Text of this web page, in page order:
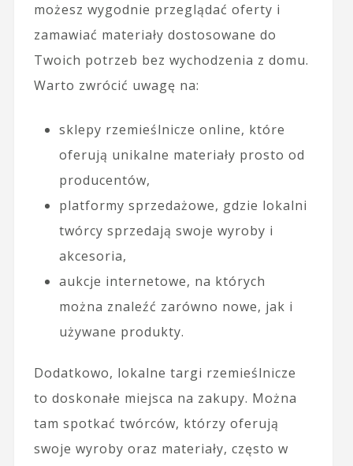
możesz wygodnie przeglądać oferty i
zamawiać materiały dostosowane do
Twoich potrzeb bez wychodzenia z domu.
Warto zwrócić uwagę na:
sklepy rzemieślnicze online, które
oferują unikalne materiały prosto od
producentów,
platformy sprzedażowe, gdzie lokalni
twórcy sprzedają swoje wyroby i
akcesoria,
aukcje internetowe, na których
można znaleźć zarówno nowe, jak i
używane produkty.
Dodatkowo, lokalne targi rzemieślnicze
to doskonałe miejsca na zakupy. Można
tam spotkać twórców, którzy oferują
swoje wyroby oraz materiały, często w